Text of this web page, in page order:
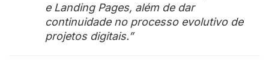
e Landing Pages, além de dar
continuidade no processo evolutivo de
projetos digitais.”